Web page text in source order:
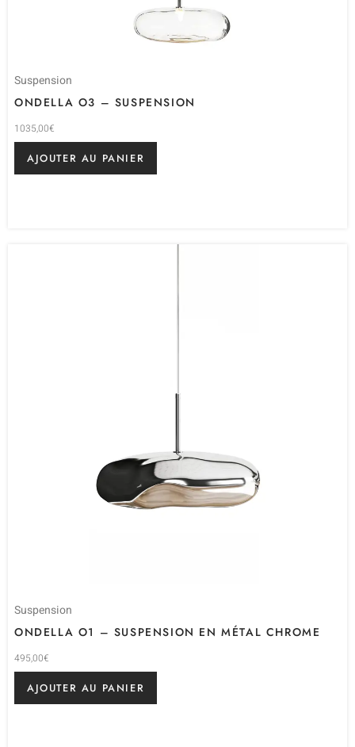
Suspension
ONDELLA O3 – SUSPENSION
1035,00€
AJOUTER AU PANIER
Suspension
ONDELLA O1 – SUSPENSION EN MÉTAL CHROME
495,00€
AJOUTER AU PANIER